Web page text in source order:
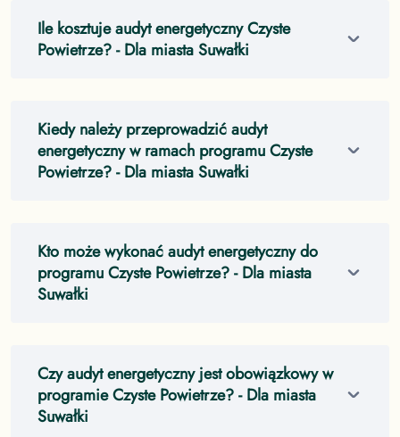
Ile kosztuje audyt energetyczny Czyste
Powietrze?- Dla miasta Suwałki
Kiedy należy przeprowadzić audyt
energetyczny w ramach programu Czyste
Powietrze?- Dla miasta Suwałki
Kto może wykonać audyt energetyczny do
programu Czyste Powietrze?- Dla miasta
Suwałki
Czy audyt energetyczny jest obowiązkowy w
programie Czyste Powietrze?- Dla miasta
Suwałki